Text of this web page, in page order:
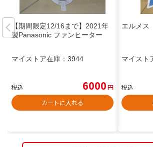
【期間限定12/16まで】2021年
製Panasonic ファンヒーター
マイストア在庫： 3944
税込 6000円
カートに入れる
エルメ
マイスト
税込